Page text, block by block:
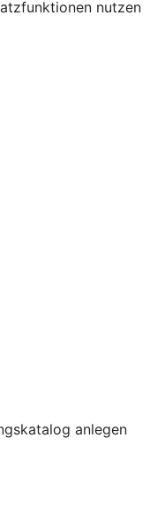
nutzen
anlegen